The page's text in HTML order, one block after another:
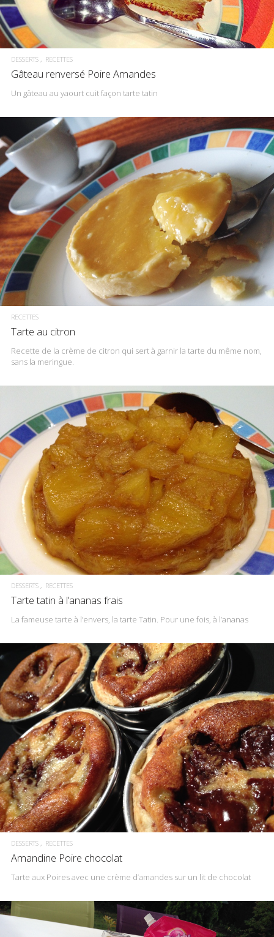
DESSERTS RECETTES
Gâteau renversé Poire Amandes
Un gâteau au yaourt cuit façon tarte tatin
RECETTES
Tarte au citron
Recette de la crème de citron qui sert à garnir la tarte du même nom,
sans la meringue.
DESSERTS RECETTES
Tarte tatin à l’ananas frais
La fameuse tarte à l’envers, la tarte Tatin. Pour une fois, à l’ananas
DESSERTS RECETTES
Amandine Poire chocolat
Tarte aux Poires avec une crème d’amandes sur un lit de chocolat